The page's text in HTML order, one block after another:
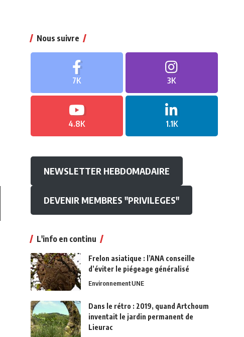
Nous suivre
7K 3K
4.8K 1.1K
NEWSLETTER HEBDOMADAIRE
DEVENIR MEMBRES "PRIVILEGES"
L'info en continu
Frelon asiatique : l’ANA conseille
d’éviter le piégeage généralisé
EnvironnementUNE
Dans le rétro : 2019, quand Artchoum
inventait le jardin permanent de
Lieurac